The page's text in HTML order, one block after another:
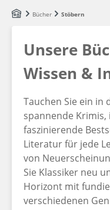
Zum Hauptinhalt
Bücher Stöbern
Unsere
Wissen &
Tauchen Sie ein in
spannende
faszinierende
Literatur für jede
von
Sie Klassiker neu
Horizont mit
verschiedenen